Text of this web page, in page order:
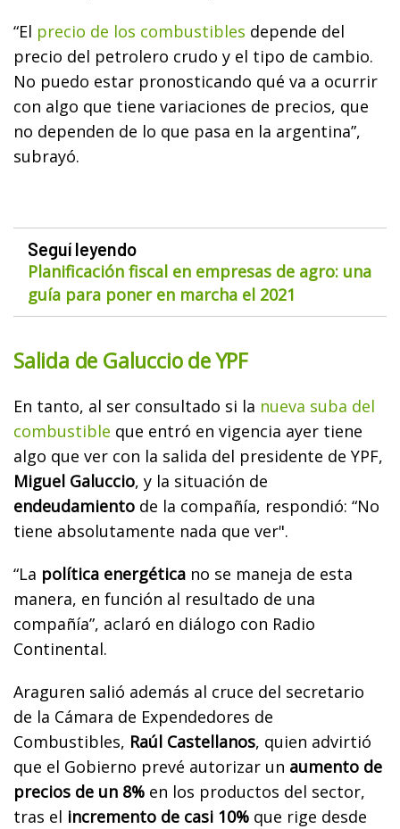
“El precio de los combustibles depende del
precio del petrolero crudo y el tipo de cambio.
No puedo estar pronosticando qué va a ocurrir
con algo que tiene variaciones de precios, que
no dependen de lo que pasa en la argentina”,
subrayó.
Seguí leyendo
Planificación fiscal en empresas de agro: una
guía para poner en marcha el 2021
Salida de Galuccio de YPF
En tanto, al ser consultado si la nueva suba del
combustible que entró en vigencia ayer tiene
algo que ver con la salida del presidente de YPF,
Miguel Galuccio, y la situación de
endeudamiento de la compañía, respondió: “No
tiene absolutamente nada que ver".
“La política energética no se maneja de esta
manera, en función al resultado de una
compañía”, aclaró en diálogo con Radio
Continental.
Araguren salió además al cruce del secretario
de la Cámara de Expendedores de
Combustibles, Raúl Castellanos, quien advirtió
que el Gobierno prevé autorizar un aumento de
precios de un 8% en los productos del sector,
tras el incremento de casi 10% que rige desde